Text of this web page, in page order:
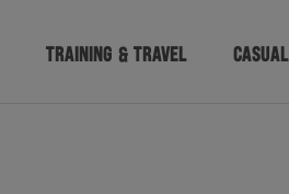
TRAINING & TRAVEL CASUAL